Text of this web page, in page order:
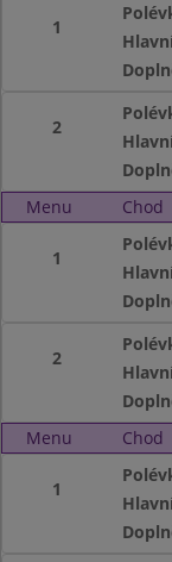
1
2
Menu
Chod
1
2
Menu
Chod
1